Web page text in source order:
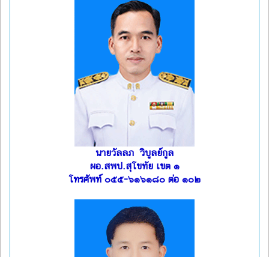
นายวัลลภ วิบูลย์กูล
ผอ.สพป.สุโขทัย เขต ๑
โทรศัพท์ ๐๕๕-๖๑๖๑๘๐ ต่อ ๑๐๒